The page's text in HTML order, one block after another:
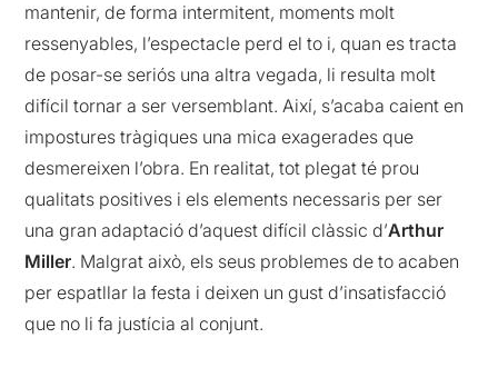
mantenir, de forma intermitent, moments molt
ressenyables, l’espectacle perd el to i, quan es tracta
de posar-se seriós una altra vegada, li resulta molt
difícil tornar a ser versemblant. Així, s’acaba caient en
impostures tràgiques una mica exagerades que
desmereixen l’obra. En realitat, tot plegat té prou
qualitats positives i els elements necessaris per ser
una gran adaptació d’aquest difícil clàssic d’Arthur
Miller. Malgrat això, els seus problemes de to acaben
per espatllar la festa i deixen un gust d’insatisfacció
que no li fa justícia al conjunt.